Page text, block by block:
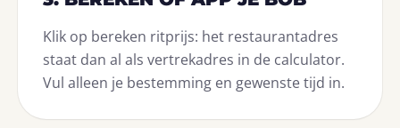
Klik op bereken ritprijs: het restaurantadres
staat dan al als vertrekadres in de calculator.
Vul alleen je bestemming en gewenste tijd in.